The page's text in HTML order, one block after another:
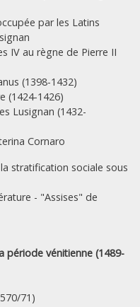
par les Latins
IV au règne de Pierre II
(1398-1432)
(1424-1426)
Lusignan (1432-
Cornaro
stratification sociale sous
- "Assises" de
période vénitienne (1489-
71)